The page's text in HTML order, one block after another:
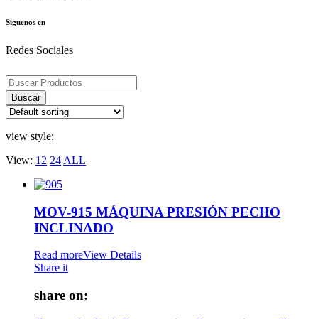
Siguenos en
Redes Sociales
Búsqueda
de
productos
Buscar
view style:
View: 12 24 ALL
MOV-915 MÁQUINA PRESIÓN PECHO
INCLINADO
Read moreView Details
Share it
share on: